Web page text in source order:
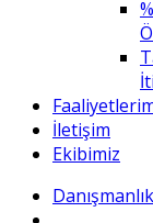
İletişim
Ekibimiz
Danışmanlık